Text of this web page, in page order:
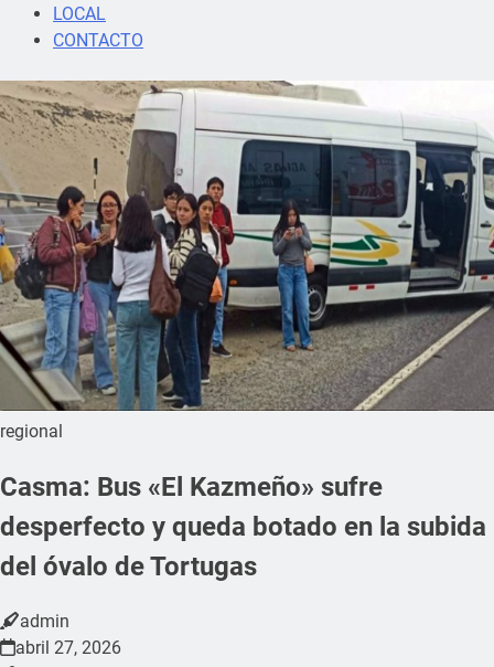
LOCAL
CONTACTO
regional
Casma: Bus «El Kazmeño» sufre
desperfecto y queda botado en la subida
del óvalo de Tortugas
admin
abril 27, 2026